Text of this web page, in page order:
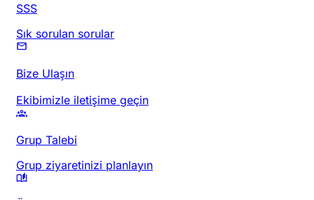
SSS
Sık sorulan sorular
Bize Ulaşın
Ekibimizle iletişime geçin
Grup Talebi
Grup ziyaretinizi planlayın